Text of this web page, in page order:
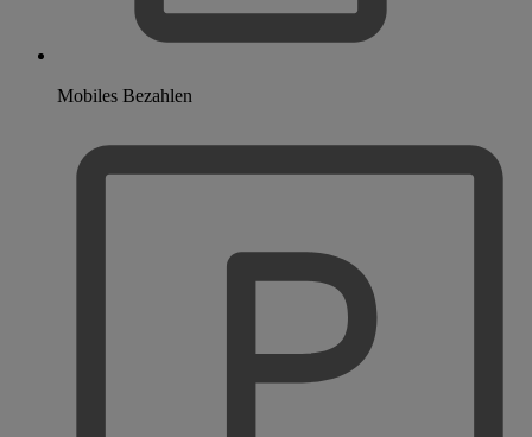
Mobiles Bezahlen